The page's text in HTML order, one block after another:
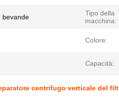
bevande
Tipo della
macchina:
Colore:
Capacità:
centrifugo verticale del